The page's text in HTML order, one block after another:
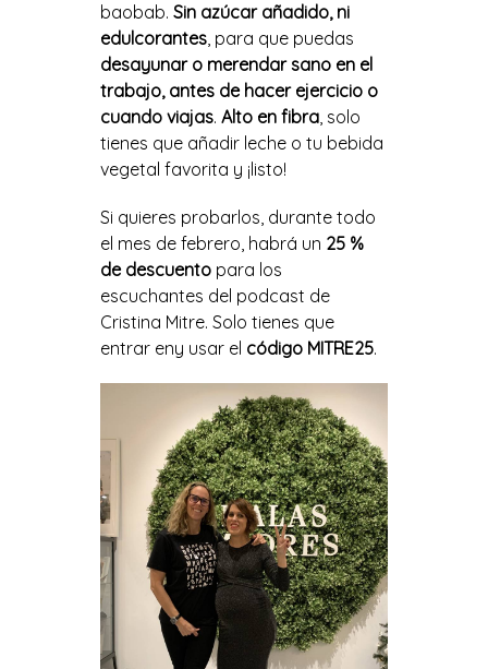
baobab. Sin azúcar añadido, ni
edulcorantes, para que puedas
desayunar o merendar sano en el
trabajo, antes de hacer ejercicio o
cuando viajas. Alto en fibra, solo
tienes que añadir leche o tu bebida
vegetal favorita y ¡listo!
Si quieres probarlos, durante todo
el mes de febrero, habrá un 25 %
de descuentopara los
escuchantes del podcast de
Cristina Mitre. Solo tienes que
entrar eny usar el código MITRE25.